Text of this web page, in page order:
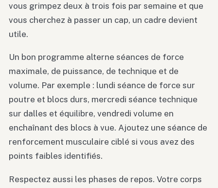
vous grimpez deux à trois fois par semaine et que
vous cherchez à passer un cap, un cadre devient
utile.
Un bon programme alterne séances de force
maximale, de puissance, de technique et de
volume. Par exemple : lundi séance de force sur
poutre et blocs durs, mercredi séance technique
sur dalles et équilibre, vendredi volume en
enchaînant des blocs à vue. Ajoutez une séance de
renforcement musculaire ciblé si vous avez des
points faibles identifiés.
Respectez aussi les phases de repos. Votre corps